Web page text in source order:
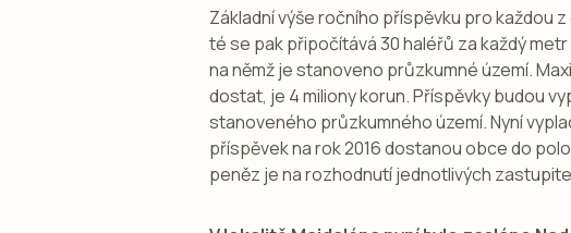
Základní výše ročního příspěvku pro každou
té se pak připočítává 30 haléřů za každý
na němž je stanoveno průzkumné území.
dostat, je 4 miliony korun. Příspěvky budou
stanoveného průzkumného území. Nyní
příspěvek na rok 2016 dostanou obce do
peněz je na rozhodnutí jednotlivých